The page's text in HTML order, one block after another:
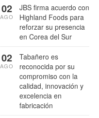
JBS firma acuerdo con
Highland Foods para
reforzar su presencia
en Corea del Sur
02
AGO
Tabañero es
reconocida por su
compromiso con la
calidad, innovación y
excelencia en
fabricación
02
AGO